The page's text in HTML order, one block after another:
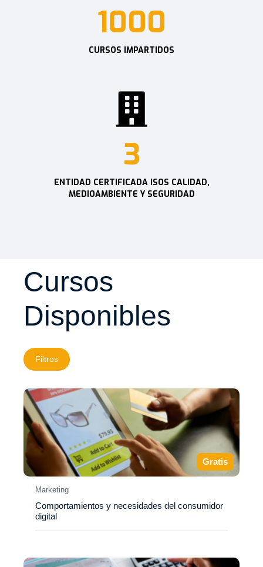
1000
CURSOS IMPARTIDOS
3
ENTIDAD CERTIFICADA ISOS CALIDAD,
MEDIOAMBIENTE Y SEGURIDAD
Cursos
Disponibles
Filtros
Gratis
Marketing
Comportamientos y necesidades del consumidor
digital